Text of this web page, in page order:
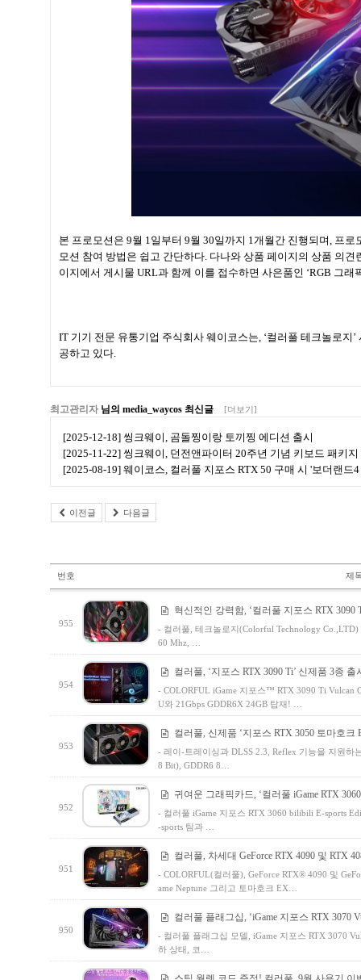
본 프로모션은 9월 1일부터 9월 30일까지 1개월간 진행되며, 프
모션 참여 방법은 쉽고 간단하다. 다나와 상품 페이지의 상품 의
이지에서 게시물 URL과 함께 이를 접수하면 사은품인 ‘RGB 그래
IT 기기 전문 유통기업 주식회사 웨이코스는, ‘컬러풀 테크놀로
공하고 있다.
최고관리자 님의 media_waycos 최신글 [더보기]
[2025-12-18] 씽크웨이, 곰돌찡이랑 토끼찡 에디션 출시
[2025-11-22] 씽크웨이, 던전앤파이터 20주년 기념 키보드 패키지
[2025-08-19] 웨이코스, 컬러풀 지포스 RTX 50 구매 시 '보더랜드
이전글 다음글
번호 제
955
혁신적인 강력함, ‘컬러풀 지포스 RTX 3090
- 컬러풀, 테크놀로지(Colorful Technology
60 Mhz, …
954
컬러풀, ‘지포스 RTX 3090 Ti’ 신제품 3종 출
- COLORFUL iGame 지포스™ RTX 3090 Ti Vulcan
U와 21Gbps GDDR6X 24GB 탑재! …
953
컬러풀, 신제품 ‘지포스 RTX 3050 토마호크
- 레이-트레이싱과 DLSS 2.3, Reflex 기능을 지원하
8 Bit), GDDR6 8…
952
귀여운 그래픽카드, ‘컬러풀 iGame RTX
- 컬러풀 iGame 지포스 RTX 3060 bilibili E-sports
-sports 팀과 …
951
컬러풀, 차세대 GeForce RTX 4090 및 RTX
- COLORFUL(컬러풀), GeForce RTX® 4090 및
ame Neptune 그리고 토마호크 EX…
950
컬러풀 플래그십, ‘iGame 지포스 RTX 3070
- 컬러풀 플래그십 모델, iGame 지포스 RTX 3070
하 상태, 코…